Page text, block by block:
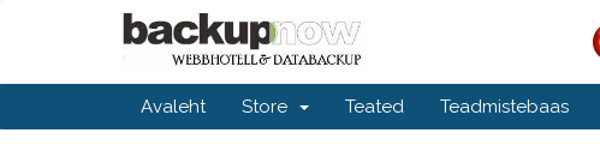
Avaleht Store Teated Teadmistebaas